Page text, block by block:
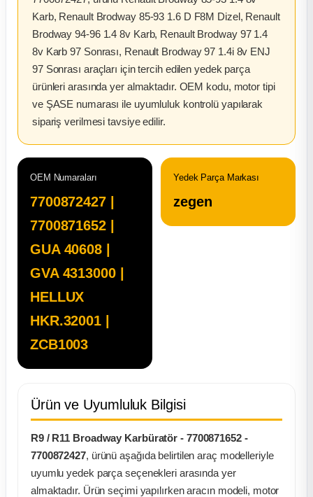
Parça
Karb, Renault Brodway 85-93 1.6 D F8M Dizel, Renault
Brodway 94-96 1.4 8v Karb, Renault Brodway 97 1.4
8v Karb 97 Sonrası, Renault Brodway 97 1.4i 8v ENJ
97 Sonrası araçları için tercih edilen yedek parça
ürünleri arasında yer almaktadır. OEM kodu, motor tipi
ve ŞASE numarası ile uyumluluk kontrolü yapılarak
sipariş verilmesi tavsiye edilir.
OEM Numaraları
7700872427 |
7700871652 |
GUA 40608 |
GVA 4313000 |
HELLUX
HKR.32001 |
ZCB1003
Yedek Parça Markası
zegen
Ürün ve Uyumluluk Bilgisi
R9 / R11 Broadway Karbüratör - 7700871652 -
7700872427, ürünü aşağıda belirtilen araç modelleriyle
uyumlu yedek parça seçenekleri arasında yer
almaktadır. Ürün seçimi yapılırken aracın modeli, motor